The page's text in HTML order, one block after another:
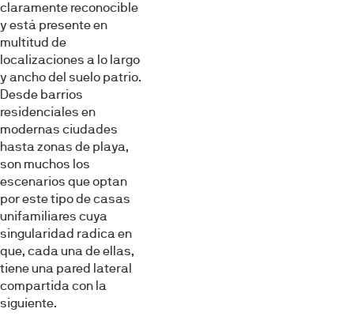
claramente reconocible
y está presente en
multitud de
localizaciones a lo largo
y ancho del suelo patrio.
Desde barrios
residenciales en
modernas ciudades
hasta zonas de playa,
son muchos los
escenarios que optan
por este tipo de casas
unifamiliares cuya
singularidad radica en
que, cada una de ellas,
tiene una pared lateral
compartida con la
siguiente.